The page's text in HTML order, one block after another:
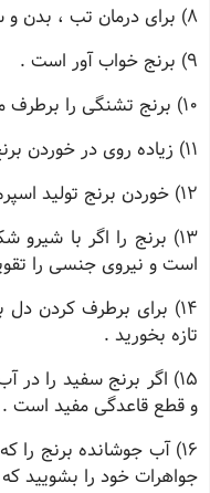
8) برای درمان تب ، بدن و سر را با در برنج کمپرس کنید .
9) برنج خواب آور است .
10) برنج تشنگی را برطرف میکند .
11) زیاده روی در خوردن برنج موجب ازدیاد وزن می شود .
12) خوردن برنج تولید اسپرم می کند .
13) برنج را اگر با
است و نیروی جنسی را
14) برای برطرف کردن
تازه بخورید .
15) اگر برنج سفید را
و قطع قاعدگی مفید است .
16) آب جوشانده برنج را
جواهرات خود را بشویید